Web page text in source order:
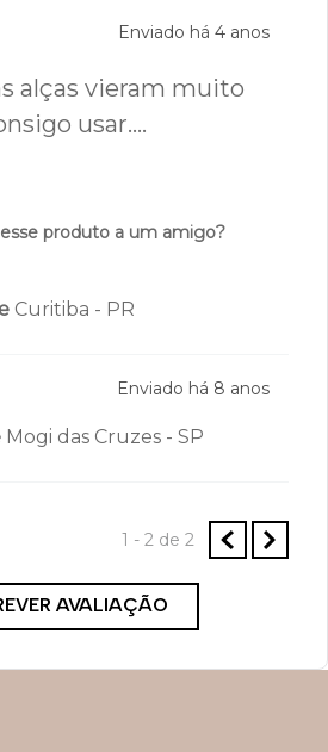
Enviado há 4 anos
alças vieram muito
usar….
produto a um amigo?
Curitiba - PR
Enviado há 8 anos
Mogi das Cruzes - SP
1 - 2 de 2
AVALIAÇÃO